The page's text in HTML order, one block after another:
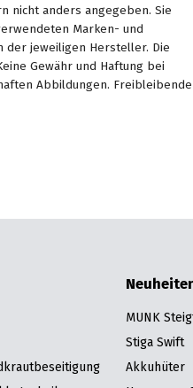
nicht anders angegeben. Sie
Marken- und
der jeweiligen Hersteller. Die
Gewähr und Haftung bei
Abbildungen. Freibleibende
MUNK
Stiga Swift
Akkuhüter